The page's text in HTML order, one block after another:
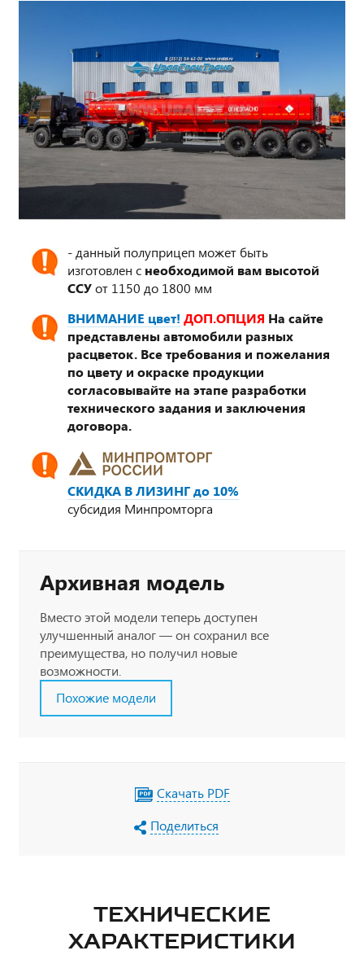
- данный полуприцеп может быть
изготовлен с необходимой вам высотой
ССУот 1150 до 1800 мм
ВНИМАНИЕ цвет! ДОП.ОПЦИЯ На сайте
представлены автомобили разных
расцветок. Все требования и пожелания
по цвету и окраске продукции
согласовывайте на этапе разработки
технического задания и заключения
договора.
СКИДКА В ЛИЗИНГ до 10%
субсидия Минпромторга
Архивная модель
Вместо этой модели теперь доступен
улучшенный аналог — он сохранил все
преимущества, но получил новые
возможности.
Похожие модели
Скачать PDF
Поделиться
ТЕХНИЧЕСКИЕ
ХАРАКТЕРИСТИКИ